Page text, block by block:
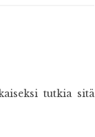
tutkia sitä